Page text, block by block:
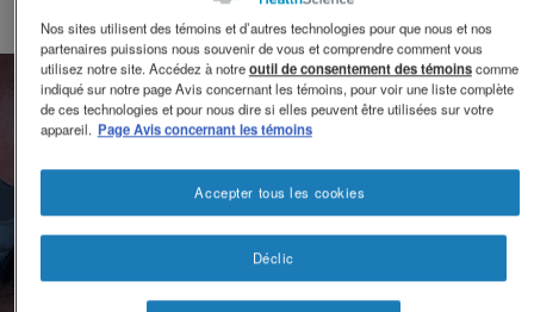
Le premier jour à la
maison de votre
Nos sites utilisent des témoins et d’autres technologies pour que nous et nos
partenaires puissions nous souvenir de vous et comprendre comment vous
utilisez notre site. Accédez à notreoutil de consentement des témoinscomme
indiqué sur notre page Avis concernant les témoins, pour voir une liste complète
de ces technologies et pour nous dire si elles peuvent être utilisées sur votre
appareil. Page Avis concernant les témoins
Déclic
Accepter tous les cookies